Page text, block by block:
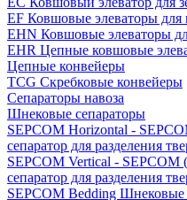
EF Ковшовые элеваторы для
EHN Ковшовые элеваторы
EHR Цепные ковшовые
Цепные конвейеры
TCG Скребковые конвейеры
Сепараторы навоза
Шнековые сепараторы
SEPCOM Horizontal -
сепаратор для разделения
SEPCOM Vertical -
сепаратор для разделения
SEPCOM Bedding Шнековые